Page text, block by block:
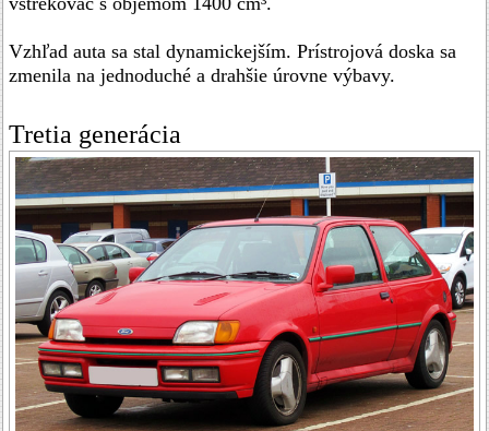
Vzhľad auta sa stal dynamickejším. Prístrojová doska sa
zmenila na jednoduché a drahšie úrovne výbavy.
Tretia generácia